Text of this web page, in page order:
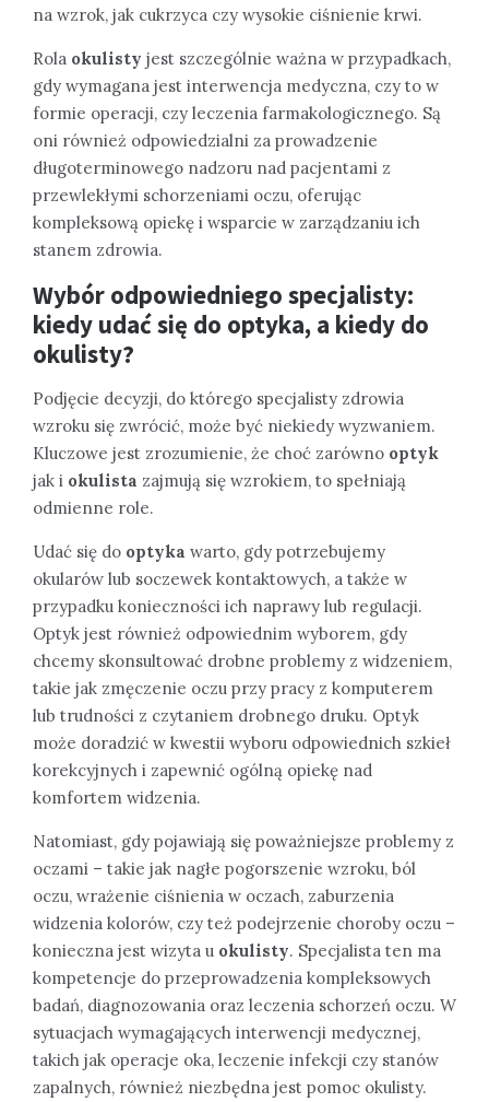
na wzrok, jak cukrzyca czy wysokie ciśnienie krwi.
Rola okulisty jest szczególnie ważna w przypadkach,
gdy wymagana jest interwencja medyczna, czy to w
formie operacji, czy leczenia farmakologicznego. Są
oni również odpowiedzialni za prowadzenie
długoterminowego nadzoru nad pacjentami z
przewlekłymi schorzeniami oczu, oferując
kompleksową opiekę i wsparcie w zarządzaniu ich
stanem zdrowia.
Wybór odpowiedniego specjalisty:
kiedy udać się do optyka, a kiedy do
okulisty?
Podjęcie decyzji, do którego specjalisty zdrowia
wzroku się zwrócić, może być niekiedy wyzwaniem.
Kluczowe jest zrozumienie, że choć zarówno optyk
jak i okulista zajmują się wzrokiem, to spełniają
odmienne role.
Udać się do optyka warto, gdy potrzebujemy
okularów lub soczewek kontaktowych, a także w
przypadku konieczności ich naprawy lub regulacji.
Optyk jest również odpowiednim wyborem, gdy
chcemy skonsultować drobne problemy z widzeniem,
takie jak zmęczenie oczu przy pracy z komputerem
lub trudności z czytaniem drobnego druku. Optyk
może doradzić w kwestii wyboru odpowiednich szkieł
korekcyjnych i zapewnić ogólną opiekę nad
komfortem widzenia.
Natomiast, gdy pojawiają się poważniejsze problemy z
oczami – takie jak nagłe pogorszenie wzroku, ból
oczu, wrażenie ciśnienia w oczach, zaburzenia
widzenia kolorów, czy też podejrzenie choroby oczu –
konieczna jest wizyta u okulisty. Specjalista ten ma
kompetencje do przeprowadzenia kompleksowych
badań, diagnozowania oraz leczenia schorzeń oczu. W
sytuacjach wymagających interwencji medycznej,
takich jak operacje oka, leczenie infekcji czy stanów
zapalnych, również niezbędna jest pomoc okulisty.